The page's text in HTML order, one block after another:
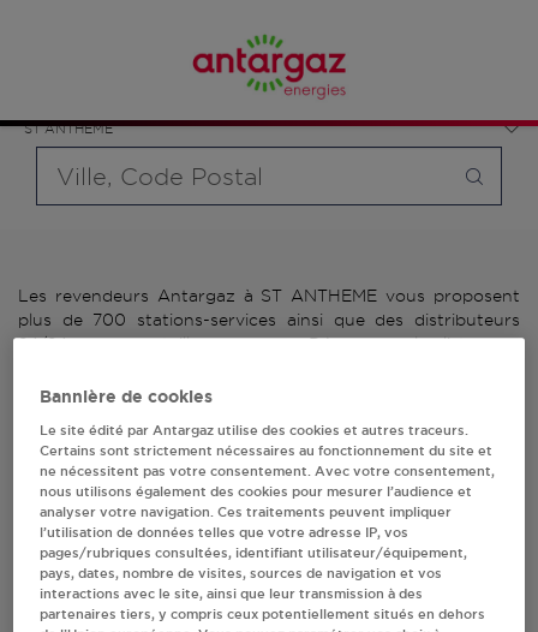
ST ANTHEME
bouteille souhaité et le type de point de vente (revendeur /
distributeur automatique de bouteilles de gaz ou station GPL
carburant)
Les revendeurs Antargaz à ST ANTHEME vous proposent
plus de 700 stations-services ainsi que des distributeurs
24/24h de bouteilles de gaz. Découvrez la liste des
de téléphone de votre stations GPL ou distributeurs de
2 revendeur(s) Antargaz
à ST ANTHEME
Villes
Bannière de cookies
Le site édité par Antargaz utilise des cookies et autres traceurs.
Certains sont strictement nécessaires au fonctionnement du site et
ne nécessitent pas votre consentement. Avec votre consentement,
nous utilisons également des cookies pour mesurer l’audience et
analyser votre navigation. Ces traitements peuvent impliquer
l’utilisation de données telles que votre adresse IP, vos
pages/rubriques consultées, identifiant utilisateur/équipement,
pays, dates, nombre de visites, sources de navigation et vos
interactions avec le site, ainsi que leur transmission à des
partenaires tiers, y compris ceux potentiellement situés en dehors